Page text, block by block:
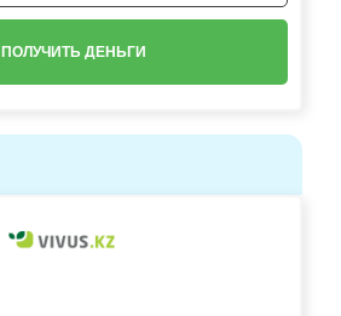
ПОЛУЧИТЬ ДЕНЬГИ